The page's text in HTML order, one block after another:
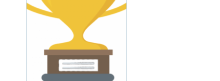
mange at investere i
sportsmassage som en
integreret del af ...